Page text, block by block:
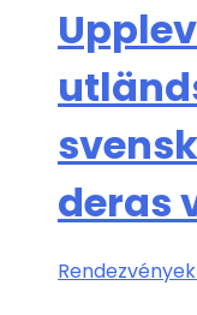
deras